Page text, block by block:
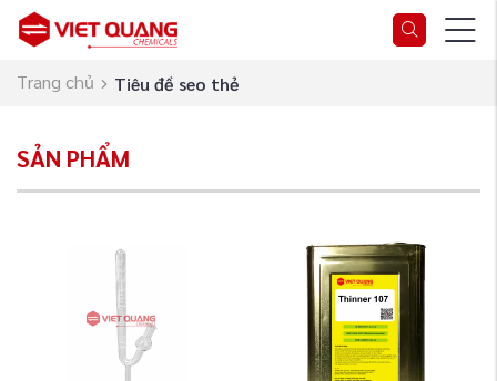
Trang chủ Tiêu đề seo thẻ
SẢN PHẨM